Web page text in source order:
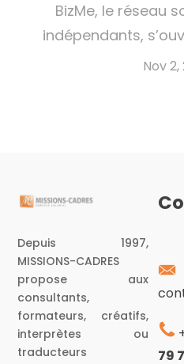
BizMe, le réseau
indépendants,
Nov 2,
Depuis 1997,
MISSIONS-CADRES
propose aux
consultants,
formateurs, créatifs,
interprètes ou
traducteurs
79